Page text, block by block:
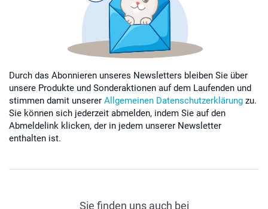
Durch das Abonnieren unseres Newsletters bleiben Sie über
unsere Produkte und Sonderaktionen auf dem Laufenden und
stimmen damit unserer Allgemeinen Datenschutzerklärung zu.
Sie können sich jederzeit abmelden, indem Sie auf den
Abmeldelink klicken, der in jedem unserer Newsletter
enthalten ist.
Sie finden uns auch bei